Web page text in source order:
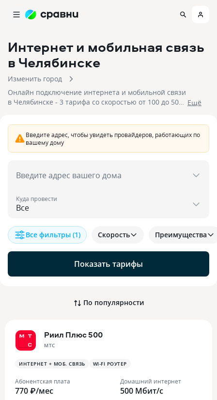
Интернет и мобильная связь
в Челябинске
Изменить город
Онлайн подключение интернета и мобильной связи
в Челябинске - 3 тарифа со скоростью от 100 до 500
Отправьте заявку, чтобы подключить тариф с
интернетом и мобильной связью в Челябинске.
Eщё
Введите адрес, чтобы увидеть провайдеров, работающих по
вашему дому
Введите адрес вашего дома
Куда провести
Показать тарифы
Все фильтры (1) Скорость Преимущества
По популярности
Риил Плюс 500
МТС
ИНТЕРНЕТ + МОБ. СВЯЗЬ WI-FI РОУТЕР
Абонентская плата
770 ₽/мес
Домашний интернет
500 Мбит/с